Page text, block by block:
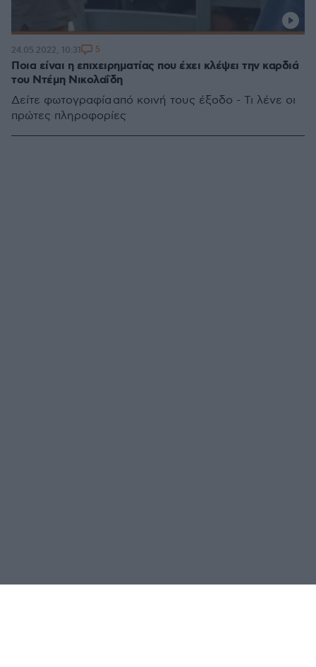
Ποια είναι η επιχειρηματίας που έχει κλέψει την καρδιά
του Ντέμη Νικολαΐδη
Δείτε φωτογραφία από κοινή τους έξοδο - Τι λένε οι
πρώτες πληροφορίες
24.05.2022, 10:31 5